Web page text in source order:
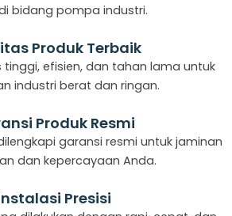
bidang pompa industri.
Produk Terbaik
efisien, dan tahan lama untuk
industri berat dan ringan.
Produk Resmi
garansi resmi untuk jaminan
dan kepercayaan Anda.
Presisi